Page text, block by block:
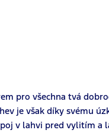
pro všechna tvá
je však díky svému
v lahvi pred vylitím a